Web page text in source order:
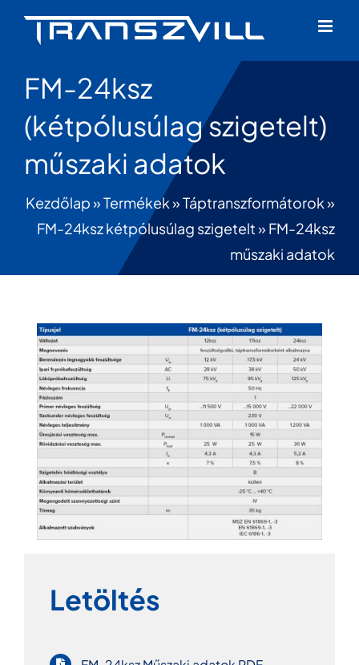
FM-24ksz
(kétpólusúlag szigetelt)
műszaki adatok
Kezdőlap»Termékek»Táptranszformátorok»
FM-24ksz kétpólusúlag szigetelt» FM-24ksz
műszaki adatok
Letöltés